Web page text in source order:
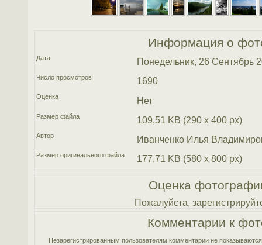
Информация о
Дата Понедельник, 26 Сентябрь
Число просмотров 1690
Оценка Нет
Размер файла 109,51 KB (290 x 400 px)
Автор Иванченко Илья
Размер оригинального файла 177,71 KB (580 x 800 px)
Оценка
Пожалуйста,
Комментарии к
Незарегистрированным пользователям комментарии не